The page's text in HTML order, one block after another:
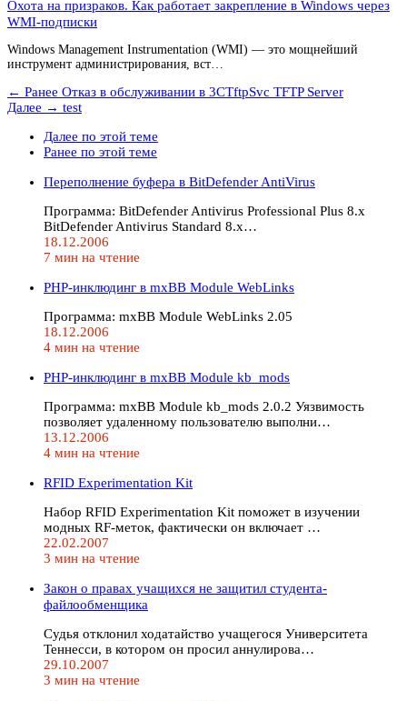
Охота на призраков. Как работает закрепление в Windows через
WMI-подписки
Windows Management Instrumentation (WMI) — это мощнейший
инструмент администрирования, вст…
← Ранее Отказ в обслуживании в 3CTftpSvc TFTP Server
Далее → test
Далее по этой теме
Ранее по этой теме
Переполнение буфера в BitDefender AntiVirus
Программа: BitDefender Antivirus Professional Plus 8.x
BitDefender Antivirus Standard 8.x…
18.12.2006
7 мин на чтение
PHP-инклюдинг в mxBB Module WebLinks
Программа: mxBB Module WebLinks 2.05
18.12.2006
4 мин на чтение
PHP-инклюдинг в mxBB Module kb_mods
Программа: mxBB Module kb_mods 2.0.2 Уязвимость
позволяет удаленному пользователю выполни…
13.12.2006
4 мин на чтение
RFID Experimentation Kit
Набор RFID Experimentation Kit поможет в изучении
модных RF-меток, фактически он включает …
22.02.2007
3 мин на чтение
Закон о правах учащихся не защитил студента-
файлообменщика
Судья отклонил ходатайство учащегося Университета
Теннесси, в котором он просил аннулирова…
29.10.2007
3 мин на чтение